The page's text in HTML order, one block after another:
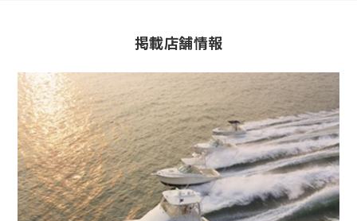
掲載店舗情報